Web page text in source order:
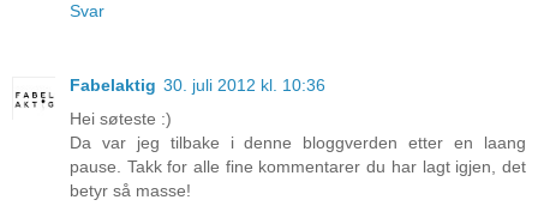
Svar
Fabelaktig 30. juli 2012 kl. 10:36
Hei søteste :)
Da var jeg tilbake i denne bloggverden etter en laang
pause. Takk for alle fine kommentarer du har lagt igjen, det
betyr så masse!